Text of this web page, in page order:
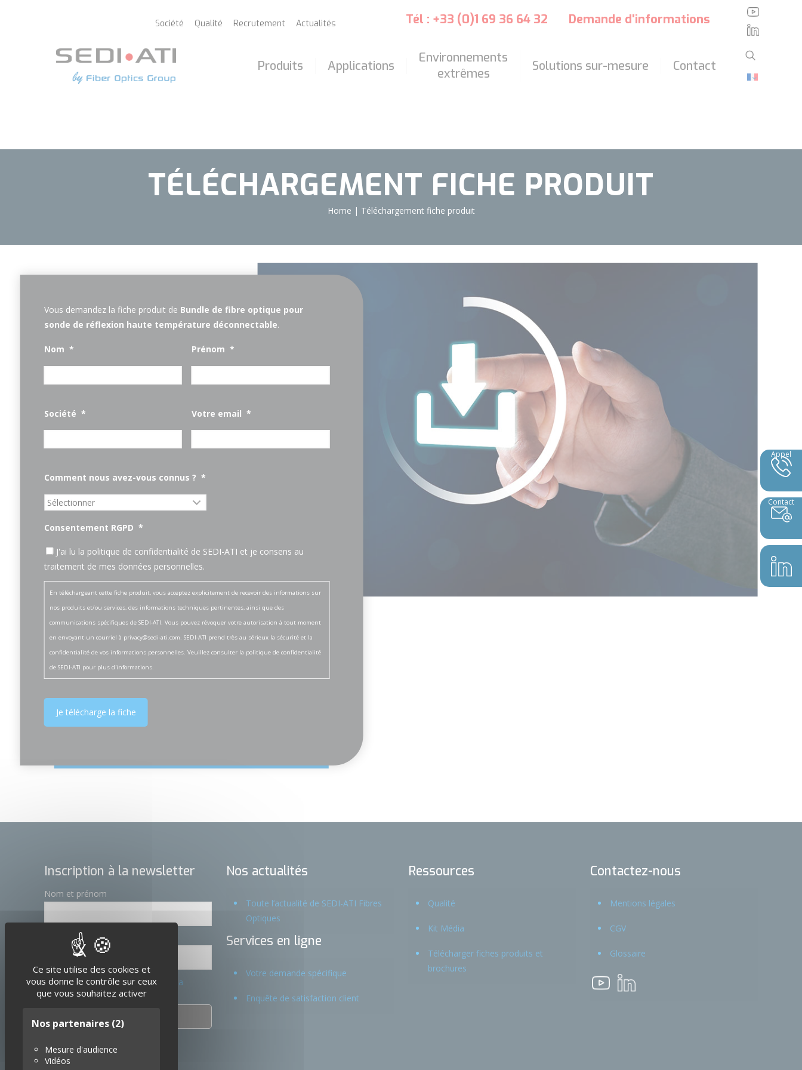
Ce site utilise des cookies et
vous donne le contrôle sur ceux
que vous souhaitez activer
Nos partenaires (2)
Mesure d'audience
Vidéos
XMasquer le bandeau des cookies
Tél : +33 (0)1 69 36 64 32 Demande d'informations
Produits Applications
Environnements
extrêmes
Solutions sur-mesure Contact
Société Qualité Recrutement Actualités
TÉLÉCHARGEMENT FICHE PRODUIT
Home | Téléchargement fiche produit
Vous demandez la fiche produit de Bundle de fibre optique pour
sonde de réflexion haute température déconnectable.
Nom * Prénom *
Société * Votre email *
Comment nous avez-vous connus ? *
Consentement RGPD *
J'ai lu la politique de confidentialité de SEDI-ATI et je consens au
traitement de mes données personnelles.
En téléchargeant cette fiche produit, vous acceptez explicitement de recevoir des informations sur
nos produits et/ou services, des informations techniques pertinentes, ainsi que des
communications spécifiques de SEDI-ATI. Vous pouvez révoquer votre autorisation à tout moment
en envoyant un courriel à privacy@sedi-ati.com. SEDI-ATI prend très au sérieux la sécurité et la
confidentialité de vos informations personnelles. Veuillez consulter la politique de confidentialité
de SEDI-ATI pour plus d'informations.
Inscription à la newsletter
Nom et prénom
En continuant, vous acceptez la
politique de confidentialité
Nos actualités
Toute l’actualité de SEDI-ATI Fibres
Optiques
Services en ligne
Votre demande spécifique
Enquête de satisfaction client
Ressources
Qualité
Kit Média
Télécharger fiches produits et
brochures
Contactez-nous
Mentions légales
CGV
Glossaire
Appel
Contact